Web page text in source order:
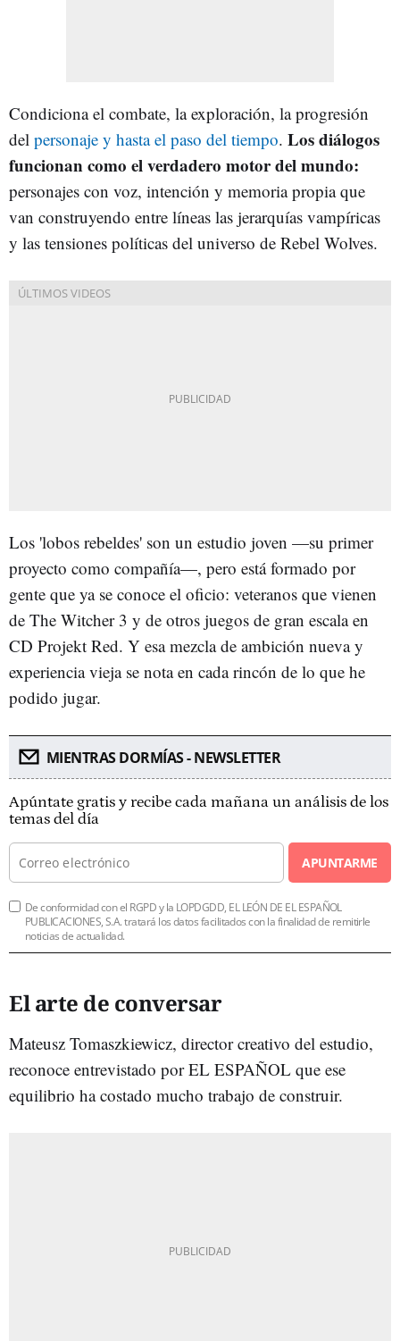
Condiciona el combate, la exploración, la progresión
del personaje y hasta el paso del tiempo. Los diálogos
funcionan como el verdadero motor del mundo:
personajes con voz, intención y memoria propia que
van construyendo entre líneas las jerarquías vampíricas
y las tensiones políticas del universo de Rebel Wolves.
Los 'lobos rebeldes' son un estudio joven —su primer
proyecto como compañía—, pero está formado por
gente que ya se conoce el oficio: veteranos que vienen
de The Witcher 3 y de otros juegos de gran escala en
CD Projekt Red. Y esa mezcla de ambición nueva y
experiencia vieja se nota en cada rincón de lo que he
podido jugar.
MIENTRAS DORMÍAS - NEWSLETTER
Apúntate gratis y recibe cada mañana un análisis de los
temas del día
APUNTARME
De conformidad con el RGPD y la LOPDGDD, EL LEÓN DE EL ESPAÑOL
PUBLICACIONES, S.A. tratará los datos facilitados con la finalidad de remitirle
noticias de actualidad.
El arte de conversar
Mateusz Tomaszkiewicz, director creativo del estudio,
reconoce entrevistado por EL ESPAÑOL que ese
equilibrio ha costado mucho trabajo de construir.